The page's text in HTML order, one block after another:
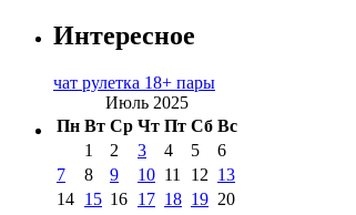
Интересное
чат рулетка 18+ пары
Июль 2025
Пн Вт Ср Чт Пт Сб Вс
1
2 3 4 5
6
7
8 9 10 11 12 13
14 15 16 17 18 19 20